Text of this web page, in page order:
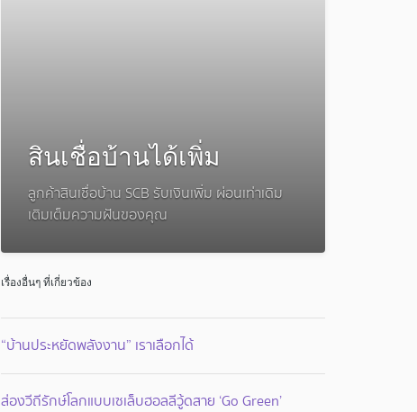
สินเชื่อบ้านได้เพิ่ม
ลูกค้าสินเชื่อบ้าน SCB รับเงินเพิ่ม ผ่อนเท่าเดิม
เติมเต็มความฝันของคุณ
เรื่องอื่นๆ ที่เกี่ยวข้อง
“บ้านประหยัดพลังงาน” เราเลือกได้
ส่องวีถีรักษ์โลกแบบเซเล็บฮอลลีวู้ดสาย ‘Go Green’